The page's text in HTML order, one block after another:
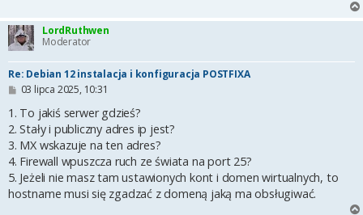
LordRuthwen
Moderator
Re: Debian 12 instalacja i konfiguracja POSTFIXA
P
s
t
03 lipca 2025, 10:31
1. To jakiś serwer gdzieś?
2. Stały i publiczny adres ip jest?
3. MX wskazuje na ten adres?
4. Firewall wpuszcza ruch ze świata na port 25?
5. Jeżeli nie masz tam ustawionych kont i domen wirtualnych, to
hostname musi się zgadzać z domeną jaką ma obsługiwać.